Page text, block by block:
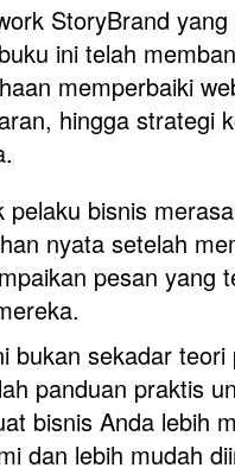
StoryBrand yang
ini telah
memperbaiki
hingga strategi
pelaku bisnis
nyata setelah
pesan yang
bukan sekadar teori
panduan praktis
bisnis Anda lebih
dan lebih mudah